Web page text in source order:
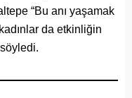
“Bu anı yaşamak
da etkinliğin